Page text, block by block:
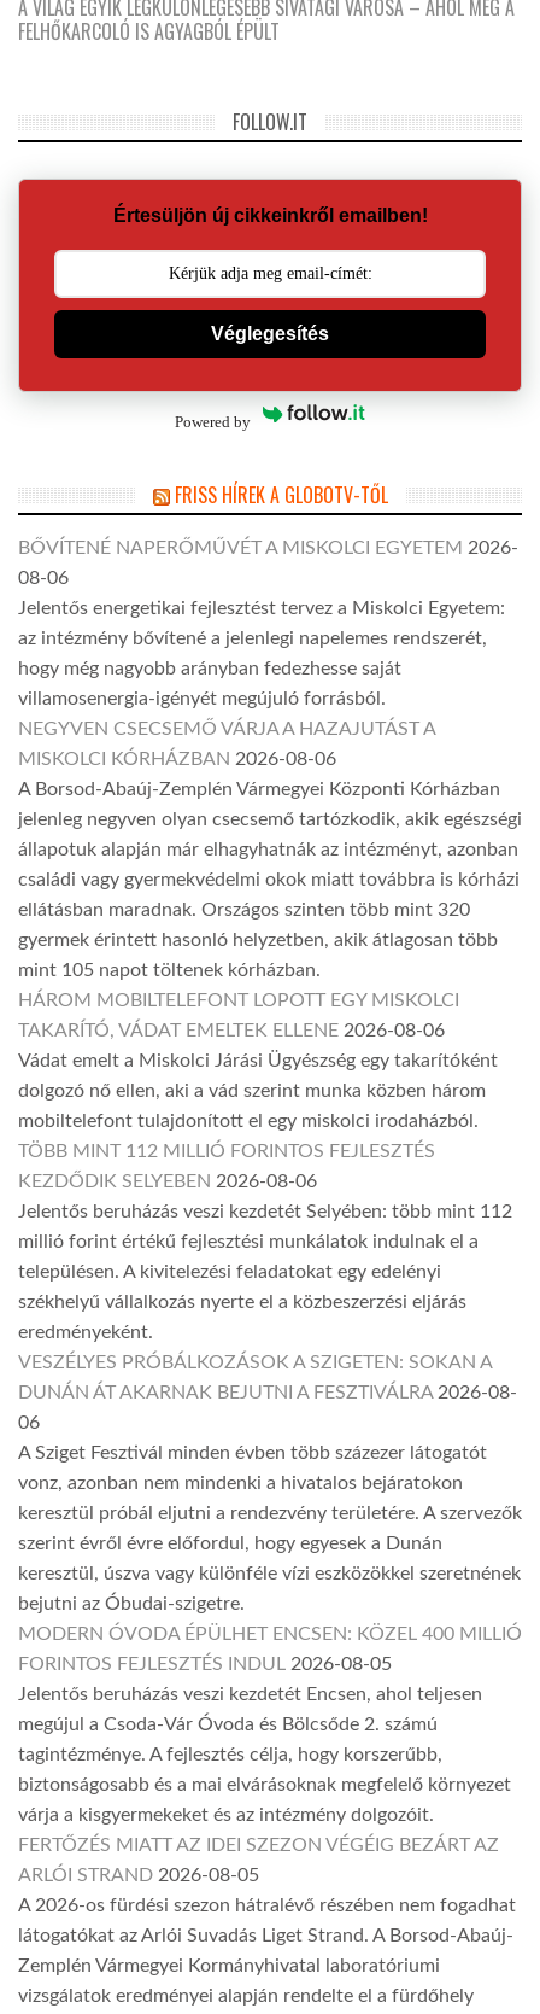
A VILÁG EGYIK LEGKÜLÖNLEGESEBB SIVATAGI VÁROSA – AHOL MÉG A
FELHŐKARCOLÓ IS AGYAGBÓL ÉPÜLT
FOLLOW.IT
Értesüljön új cikkeinkről emailben!
Véglegesítés
Powered by
FRISS HÍREK A GLOBOTV-TŐL
BŐVÍTENÉ NAPERŐMŰVÉT A MISKOLCI EGYETEM 2026-
08-06
Jelentős energetikai fejlesztést tervez a Miskolci Egyetem:
az intézmény bővítené a jelenlegi napelemes rendszerét,
hogy még nagyobb arányban fedezhesse saját
villamosenergia-igényét megújuló forrásból.
NEGYVEN CSECSEMŐ VÁRJA A HAZAJUTÁST A
MISKOLCI KÓRHÁZBAN 2026-08-06
A Borsod-Abaúj-Zemplén Vármegyei Központi Kórházban
jelenleg negyven olyan csecsemő tartózkodik, akik egészségi
állapotuk alapján már elhagyhatnák az intézményt, azonban
családi vagy gyermekvédelmi okok miatt továbbra is kórházi
ellátásban maradnak. Országos szinten több mint 320
gyermek érintett hasonló helyzetben, akik átlagosan több
mint 105 napot töltenek kórházban.
HÁROM MOBILTELEFONT LOPOTT EGY MISKOLCI
TAKARÍTÓ, VÁDAT EMELTEK ELLENE 2026-08-06
Vádat emelt a Miskolci Járási Ügyészség egy takarítóként
dolgozó nő ellen, aki a vád szerint munka közben három
mobiltelefont tulajdonított el egy miskolci irodaházból.
TÖBB MINT 112 MILLIÓ FORINTOS FEJLESZTÉS
KEZDŐDIK SELYEBEN 2026-08-06
Jelentős beruházás veszi kezdetét Selyében: több mint 112
millió forint értékű fejlesztési munkálatok indulnak el a
településen. A kivitelezési feladatokat egy edelényi
székhelyű vállalkozás nyerte el a közbeszerzési eljárás
eredményeként.
VESZÉLYES PRÓBÁLKOZÁSOK A SZIGETEN: SOKAN A
DUNÁN ÁT AKARNAK BEJUTNI A FESZTIVÁLRA 2026-08-
06
A Sziget Fesztivál minden évben több százezer látogatót
vonz, azonban nem mindenki a hivatalos bejáratokon
keresztül próbál eljutni a rendezvény területére. A szervezők
szerint évről évre előfordul, hogy egyesek a Dunán
keresztül, úszva vagy különféle vízi eszközökkel szeretnének
bejutni az Óbudai-szigetre.
MODERN ÓVODA ÉPÜLHET ENCSEN: KÖZEL 400 MILLIÓ
FORINTOS FEJLESZTÉS INDUL 2026-08-05
Jelentős beruházás veszi kezdetét Encsen, ahol teljesen
megújul a Csoda-Vár Óvoda és Bölcsőde 2. számú
tagintézménye. A fejlesztés célja, hogy korszerűbb,
biztonságosabb és a mai elvárásoknak megfelelő környezet
várja a kisgyermekeket és az intézmény dolgozóit.
FERTŐZÉS MIATT AZ IDEI SZEZON VÉGÉIG BEZÁRT AZ
ARLÓI STRAND 2026-08-05
A 2026-os fürdési szezon hátralévő részében nem fogadhat
látogatókat az Arlói Suvadás Liget Strand. A Borsod-Abaúj-
Zemplén Vármegyei Kormányhivatal laboratóriumi
vizsgálatok eredményei alapján rendelte el a fürdőhely